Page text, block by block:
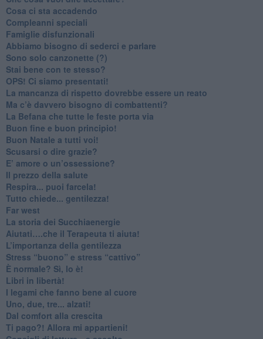
​Cosa ci sta accadendo
​Compleanni speciali
​Famiglie disfunzionali
​Abbiamo bisogno di sederci e parlare
Sono solo canzonette (?)
​Stai bene con te stesso?
​OPS! Ci siamo presentati!
​La mancanza di rispetto dovrebbe essere un reato
​Ma c’è davvero bisogno di combattenti?
​La Befana che tutte le feste porta via
Buon fine e buon principio!
​Buon Natale a tutti voi!
​Scusarsi o dire grazie?
​E’ amore o un’ossessione?
​Il prezzo della salute
​Respira... puoi farcela!
​Tutto chiede... gentilezza!
​Far west
​La storia dei Succhiaenergie
​Aiutati….che il Terapeuta ti aiuta!
​L’importanza della gentilezza
​Stress “buono” e stress “cattivo”
​È normale? Sì, lo è!
​Libri in libertà!
​I legami che fanno bene al cuore
Uno, due, tre... alzati!​
​Dal comfort alla crescita
​Ti pago?! Allora mi appartieni!​